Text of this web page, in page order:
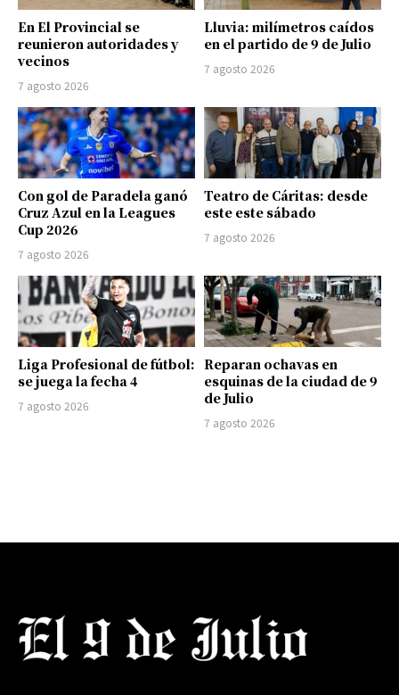
En El Provincial se
reunieron autoridades y
vecinos
7 agosto 2026
Lluvia: milímetros caídos
en el partido de 9 de Julio
7 agosto 2026
Con gol de Paradela ganó
Cruz Azul en la Leagues
Cup 2026
7 agosto 2026
Teatro de Cáritas: desde
este este sábado
7 agosto 2026
Liga Profesional de fútbol:
se juega la fecha 4
7 agosto 2026
Reparan ochavas en
esquinas de la ciudad de 9
de Julio
7 agosto 2026